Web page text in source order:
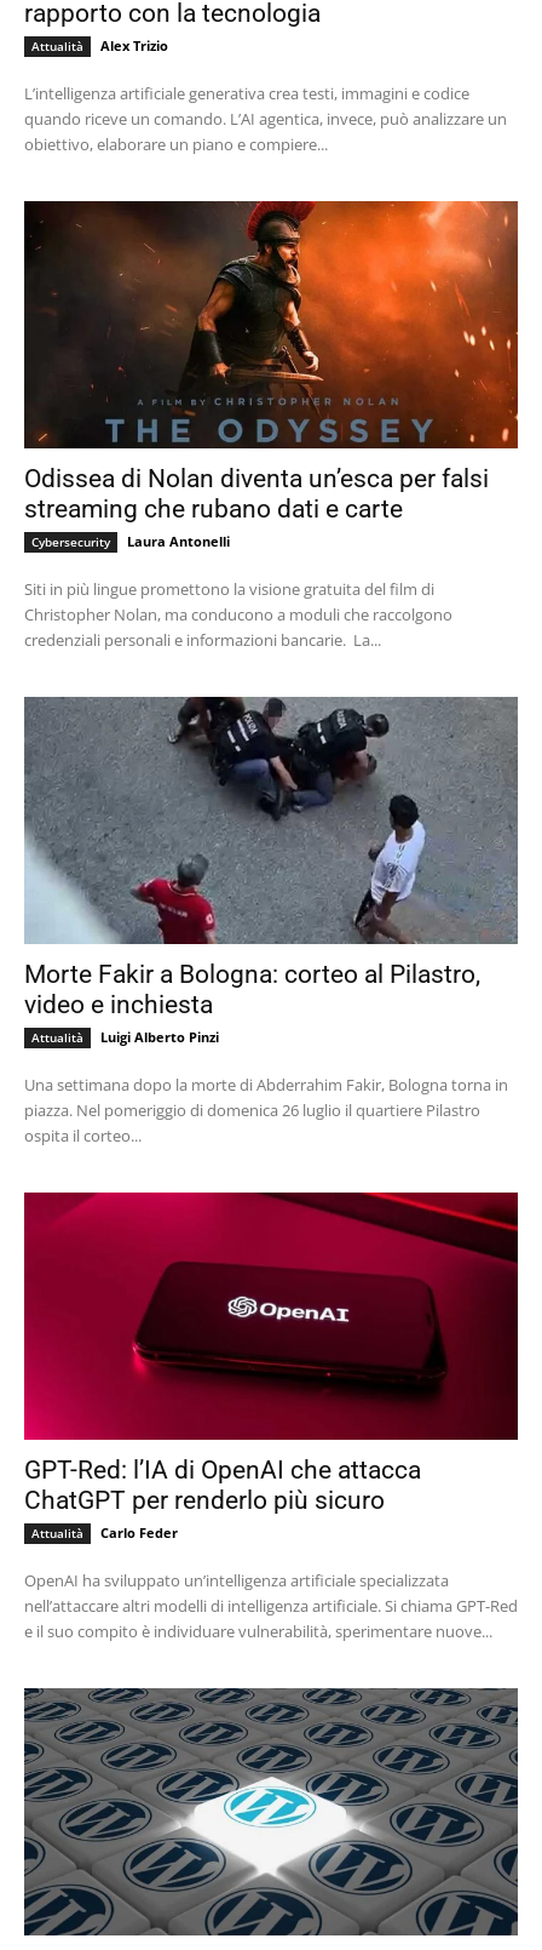
rapporto con la tecnologia
Attualità Alex Trizio
L’intelligenza artificiale generativa crea testi, immagini e codice
quando riceve un comando. L’AI agentica, invece, può analizzare un
obiettivo, elaborare un piano e compiere...
Odissea di Nolan diventa un’esca per falsi
streaming che rubano dati e carte
Cybersecurity Laura Antonelli
Siti in più lingue promettono la visione gratuita del film di
Christopher Nolan, ma conducono a moduli che raccolgono
credenziali personali e informazioni bancarie. La...
Morte Fakir a Bologna: corteo al Pilastro,
video e inchiesta
Attualità Luigi Alberto Pinzi
Una settimana dopo la morte di Abderrahim Fakir, Bologna torna in
piazza. Nel pomeriggio di domenica 26 luglio il quartiere Pilastro
ospita il corteo...
GPT-Red: l’IA di OpenAI che attacca
ChatGPT per renderlo più sicuro
Attualità Carlo Feder
OpenAI ha sviluppato un’intelligenza artificiale specializzata
nell’attaccare altri modelli di intelligenza artificiale. Si chiama GPT-Red
e il suo compito è individuare vulnerabilità, sperimentare nuove...